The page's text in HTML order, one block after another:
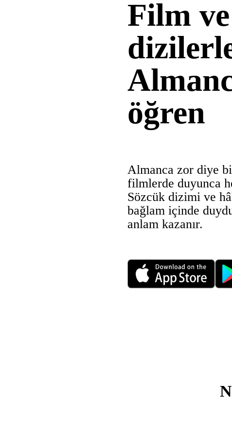
Film ve
öğren
Almanca zor diye
filmlerde duyunca
Sözcük dizimi ve
bağlam içinde
anlam kazanır.